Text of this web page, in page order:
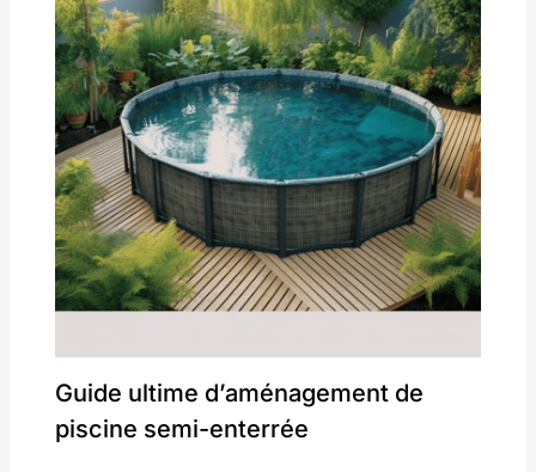
Guide ultime d’aménagement de
piscine semi-enterrée